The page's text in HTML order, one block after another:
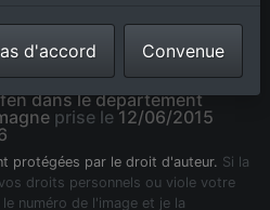
Leopoldshafen in
dans le département
prise le12/06/2015
protégées par le droit d'auteur. Si la
droits personnels ou viole votre
numéro de l'image et je la
d'accord Convenue